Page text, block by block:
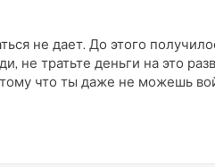
не дает. До этого
не тратьте деньги на это
что ты даже не можешь